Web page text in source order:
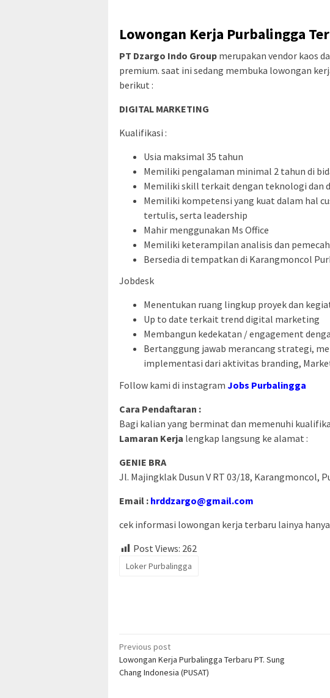
Lowongan Kerja Purbalingga
PT Dzargo Indo Group merupakan vendor kaos
premium. saat ini sedang membuka lowongan
berikut :
DIGITAL MARKETING
Kualifikasi :
Usia maksimal 35 tahun
Memiliki pengalaman minimal 2 tahun di
Memiliki skill terkait dengan teknologi dan
Memiliki kompetensi yang kuat dalam hal
tertulis, serta leadership
Mahir menggunakan Ms Office
Memiliki keterampilan analisis dan
Bersedia di tempatkan di Karangmoncol
Jobdesk
Menentukan ruang lingkup proyek dan
Up to date terkait trend digital marketing
Membangun kedekatan / engagement
Bertanggung jawab merancang strategi,
implementasi dari aktivitas branding,
Follow kami di instagram Jobs Purbalingga
Cara Pendaftaran :
Bagi kalian yang berminat dan memenuhi
Lamaran Kerja lengkap langsung ke alamat :
GENIE BRA
Jl. Majingklak Dusun V RT 03/18, Karangmoncol,
Email : hrddzargo@gmail.com
cek informasi lowongan kerja terbaru lainya hanya
Post Views: 262
Loker Purbalingga
Post
navigation
Previous post
Lowongan Kerja Purbalingga Terbaru PT. Sung
Chang Indonesia (PUSAT)